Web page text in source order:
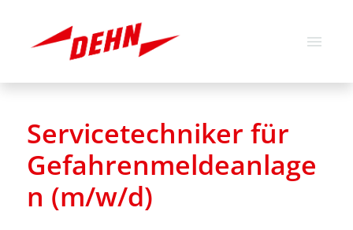
Job offers
About us
Our values
Servicetechniker für
Gefahrenmeldeanlage
n (m/w/d)